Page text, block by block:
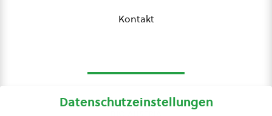
Kontakt
Datenschutzeinstellungen